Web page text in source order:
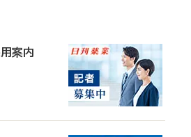
案内